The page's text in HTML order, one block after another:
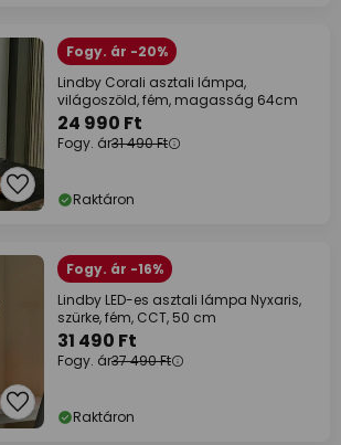
Fogy. ár -20%
Lindby Corali asztali lámpa,
világoszöld, fém, magasság 64cm
24 990 Ft
Fogy. ár31 490 Ft
Raktáron
Fogy. ár -16%
Lindby LED-es asztali lámpa Nyxaris,
szürke, fém, CCT, 50 cm
31 490 Ft
Fogy. ár37 490 Ft
Raktáron